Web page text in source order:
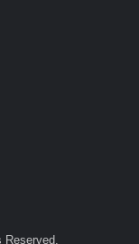
Reserved.